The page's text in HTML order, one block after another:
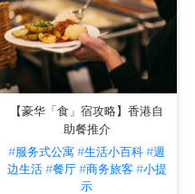
【豪华「食」宿攻略】香港自
助餐推介
#服务式公寓#生活小百科#週
边生活 #餐厅 #商务旅客 #小提
示